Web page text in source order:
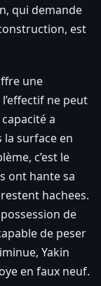
qui demande
est
une
ne peut
a
la surface en
c’est le
ont hante sa
hachees.
de
de peser
Yakin
en faux neuf.